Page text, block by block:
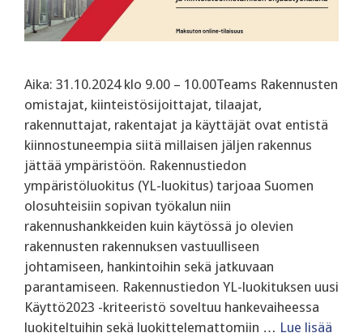
Aika: 31.10.2024 klo 9.00 – 10.00Teams Rakennusten
omistajat, kiinteistösijoittajat, tilaajat,
rakennuttajat, rakentajat ja käyttäjät ovat entistä
kiinnostuneempia siitä millaisen jäljen rakennus
jättää ympäristöön. Rakennustiedon
ympäristöluokitus (YL-luokitus) tarjoaa Suomen
olosuhteisiin sopivan työkalun niin
rakennushankkeiden kuin käytössä jo olevien
rakennusten rakennuksen vastuulliseen
johtamiseen, hankintoihin sekä jatkuvaan
parantamiseen. ‍Rakennustiedon YL-luokituksen uusi
Käyttö2023 -kriteeristö soveltuu hankevaiheessa
luokiteltuihin sekä luokittelemattomiin … Lue lisää